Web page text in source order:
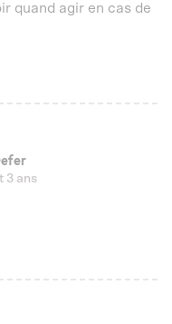
quand agir en cas de
3 ans